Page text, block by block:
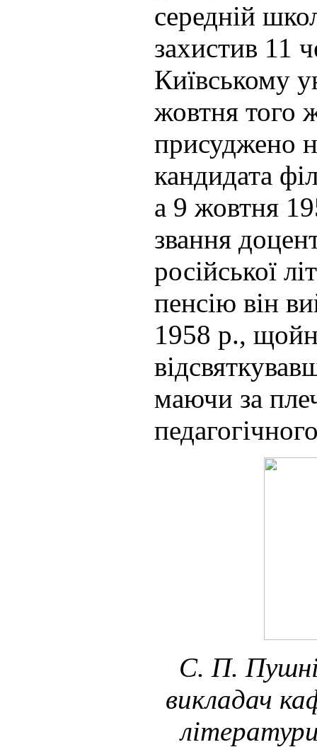
середній
захистив 11
Київському
жовтня того
присуджено
кандидата
а 9 жовтня
звання
російської
пенсію він
1958 р.,
маючи за
С. П.
викладач